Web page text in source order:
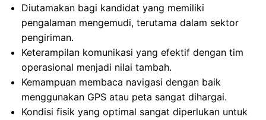
Diutamakan bagi kandidat yang memiliki
pengalaman mengemudi, terutama dalam sektor
pengiriman.
Keterampilan komunikasi yang efektif dengan tim
operasional menjadi nilai tambah.
Kemampuan membaca navigasi dengan baik
menggunakan GPS atau peta sangat dihargai.
Kondisi fisik yang optimal sangat diperlukan untuk